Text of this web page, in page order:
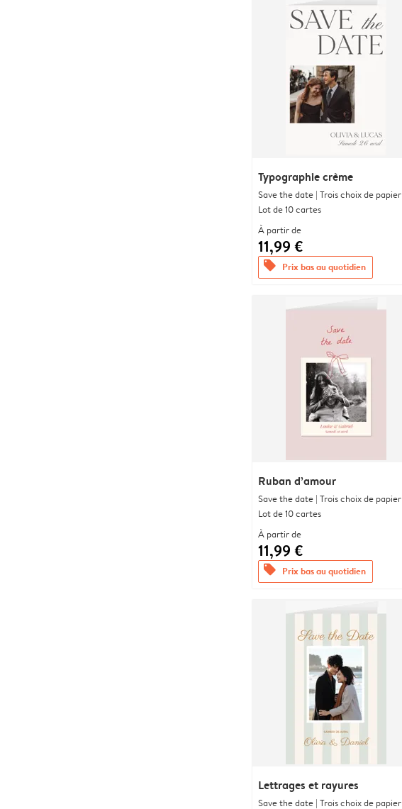
Typographie crème
Save the date | Trois choix de papier
Lot de 10 cartes
À partir de
11,99 €
offers Prix bas au quotidien
Ruban d’amour
Save the date | Trois choix de papier
Lot de 10 cartes
À partir de
11,99 €
offers Prix bas au quotidien
Lettrages et rayures
Save the date | Trois choix de papier